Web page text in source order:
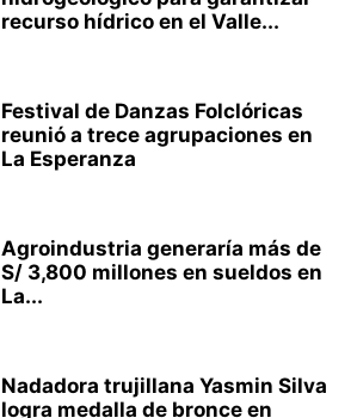
recurso hídrico en el Valle...
Festival de Danzas Folclóricas
reunió a trece agrupaciones en
La Esperanza
Agroindustria generaría más de
S/ 3,800 millones en sueldos en
La...
Nadadora trujillana Yasmin Silva
logra medalla de bronce en